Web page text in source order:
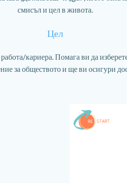
смисъл и цел в живота.
Цел
кариера. Помага ви да
за обществото и ще ви осигури